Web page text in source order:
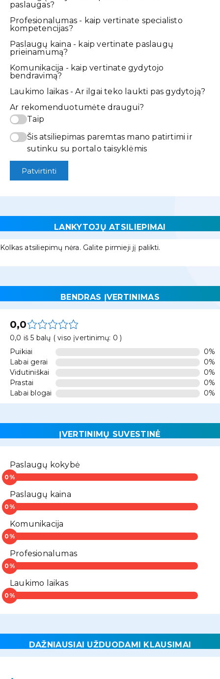
paslaugas?
Profesionalumas - kaip vertinate specialisto
kompetencijas?
Paslaugų kaina - kaip vertinate paslaugų
prieinamumą?
Komunikacija - kaip vertinate gydytojo
bendravimą?
Laukimo laikas - Ar ilgai teko laukti pas gydytoją?
Ar rekomenduotumėte draugui?
Taip
Šis atsiliepimas paremtas mano patirtimi ir
sutinku su portalo taisyklėmis
Patvirtinti
LANKYTOJŲ ATSILIEPIMAI
Kolkas atsiliepimų nėra. Galite pirmieji jį palikti.
BENDRAS ĮVERTINIMAS
0,0
0,0 iš 5 balų ( viso įvertinimų: 0 )
Puikiai
0%
Labai gerai
0%
Vidutiniškai
0%
Prastai
0%
Labai blogai
0%
ĮVERTINIMŲ SUVESTINĖ
Paslaugų kokybė
Paslaugų kaina
Komunikacija
Profesionalumas
Laukimo laikas
DAŽNIAUSIAI UŽDUODAMI KLAUSIMAI